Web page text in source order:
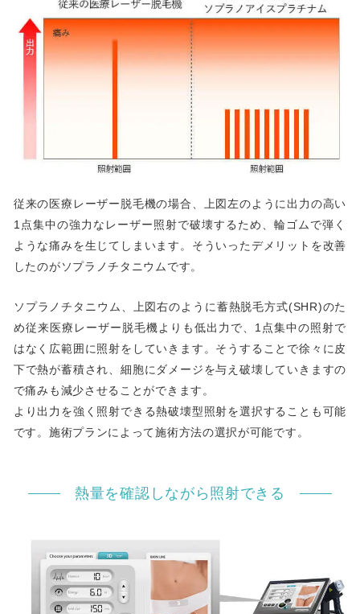
従来の医療レーザー脱毛機の場合、上図左のように出力の高い
1点集中の強力なレーザー照射で破壊するため、輪ゴムで弾く
ような痛みを生じてしまいます。そういったデメリットを改善
したのがソプラノチタニウムです。
ソプラノチタニウム、上図右のように蓄熱脱毛方式(SHR)のた
め従来医療レーザー脱毛機よりも低出力で、1点集中の照射で
はなく広範囲に照射をしていきます。そうすることで徐々に皮
下で熱が蓄積され、細胞にダメージを与え破壊していきますの
で痛みも減少させることができます。
より出力を強く照射できる熱破壊型照射を選択することも可能
です。施術プランによって施術方法の選択が可能です。
熱量を確認しながら照射できる